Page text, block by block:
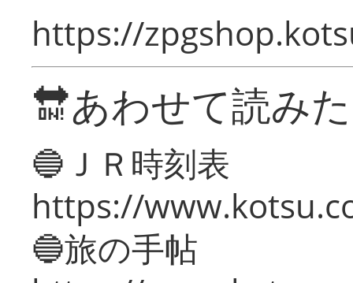
https://
🔛あわせて読み
🔵ＪＲ時刻表
https://
🔵旅の手帖